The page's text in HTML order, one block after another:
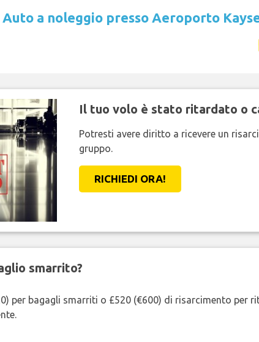
Auto a noleggio presso Aeroporto
Il tuo volo è stato ritardato o
Potresti avere diritto a ricevere un
gruppo.
RICHIEDI ORA!
smarrito?
per bagagli smarriti o £520 (€600) di risarcimento per